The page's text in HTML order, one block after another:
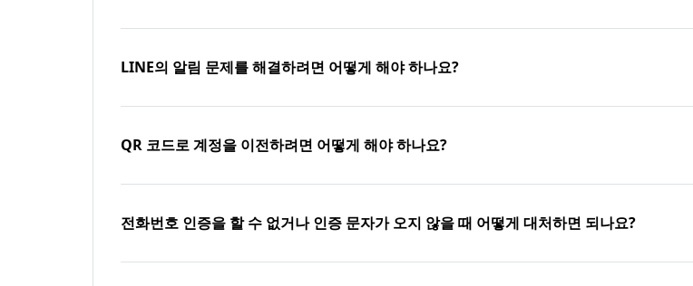
LINE의 알림 문제를 해결하려면 어떻게 해야 하나요?
QR 코드로 계정을 이전하려면 어떻게 해야 하나요?
전화번호 인증을 할 수 없거나 인증 문자가 오지 않을 때 어떻게 대처하면 되나요?